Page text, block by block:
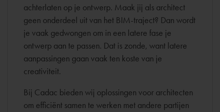
achterlaten op je ontwerp. Maak jij als architect
geen onderdeel uit van het BIM-traject? Dan wordt
je vaak gedwongen om in een latere fase je
ontwerp aan te passen. Dat is zonde, want latere
aanpassingen gaan vaak ten koste van je
creativiteit.
Bij Cadac bieden wij oplossingen voor architecten
om efficiënt samen te werken met andere partijen